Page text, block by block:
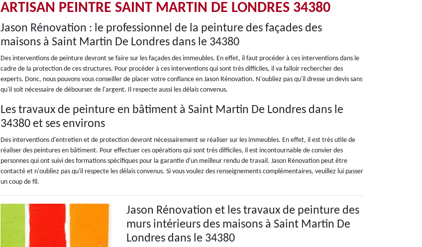
ARTISAN PEINTRE SAINT MARTIN DE LONDRES 34380
Jason Rénovation : le professionnel de la peinture des façades des
maisons à Saint Martin De Londres dans le 34380
Des interventions de peinture devront se faire sur les façades des immeubles. En effet, il faut procéder à ces interventions dans le
cadre de la protection de ces structures. Pour procéder à ces interventions qui sont très difficiles, il va falloir rechercher des
experts. Donc, nous pouvons vous conseiller de placer votre confiance en Jason Rénovation. N'oubliez pas qu'il dresse un devis sans
qu'il soit nécessaire de débourser de l'argent. Il respecte aussi les délais convenus.
Les travaux de peinture en bâtiment à Saint Martin De Londres dans le
34380 et ses environs
Des interventions d'entretien et de protection devront nécessairement se réaliser sur les immeubles. En effet, il est très utile de
réaliser des peintures en bâtiment. Pour effectuer ces opérations qui sont très difficiles, il est incontournable de convier des
personnes qui ont suivi des formations spécifiques pour la garantie d'un meilleur rendu de travail. Jason Rénovation peut être
contacté et n'oubliez pas qu'il respecte les délais convenus. Si vous voulez des renseignements complémentaires, veuillez lui passer
un coup de fil.
Jason Rénovation et les travaux de peinture des
murs intérieurs des maisons à Saint Martin De
Londres dans le 34380